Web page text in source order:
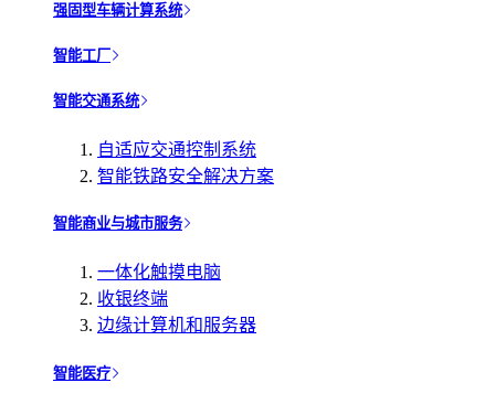
强固型车辆计算系统
智能工厂
智能交通系统
自适应交通控制系统
智能铁路安全解决方案
智能商业与城市服务
一体化触摸电脑
收银终端
边缘计算机和服务器
智能医疗